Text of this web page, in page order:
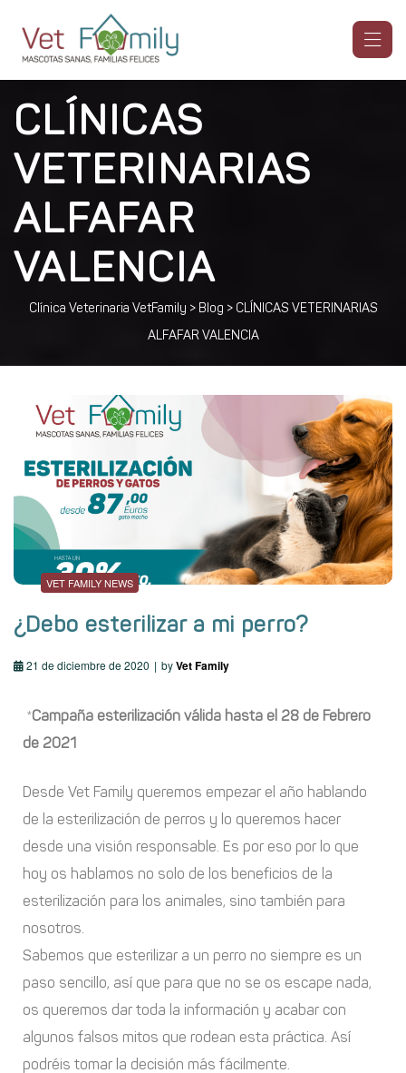
CLÍNICAS
VETERINARIAS
ALFAFAR
VALENCIA
Clínica Veterinaria VetFamily > Blog > CLÍNICAS VETERINARIAS
ALFAFAR VALENCIA
VET FAMILY NEWS
¿Debo esterilizar a mi perro?
21 de diciembre de 2020 byVet Family
*Campaña esterilización válida hasta el 28 de Febrero
de 2021
Desde Vet Family queremos empezar el año hablando
de la esterilización de perros y lo queremos hacer
desde una visión responsable. Es por eso por lo que
hoy os hablamos no solo de los beneficios de la
esterilización para los animales, sino también para
nosotros.
Sabemos que esterilizar a un perro no siempre es un
paso sencillo, así que para que no se os escape nada,
os queremos dar toda la información y acabar con
algunos falsos mitos que rodean esta práctica. Así
podréis tomar la decisión más fácilmente.